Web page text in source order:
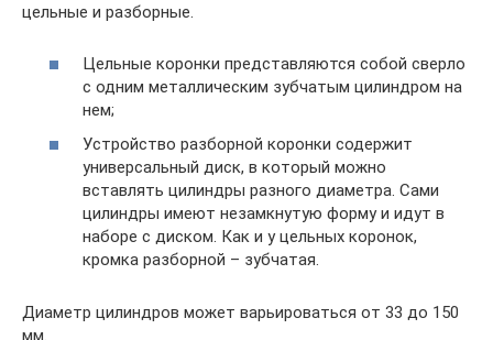
цельные и разборные.
Цельные коронки представляются собой сверло
с одним металлическим зубчатым цилиндром на
нем;
Устройство разборной коронки содержит
универсальный диск, в который можно
вставлять цилиндры разного диаметра. Сами
цилиндры имеют незамкнутую форму и идут в
наборе с диском. Как и у цельных коронок,
кромка разборной – зубчатая.
Диаметр цилиндров может варьироваться от 33 до 150
мм.